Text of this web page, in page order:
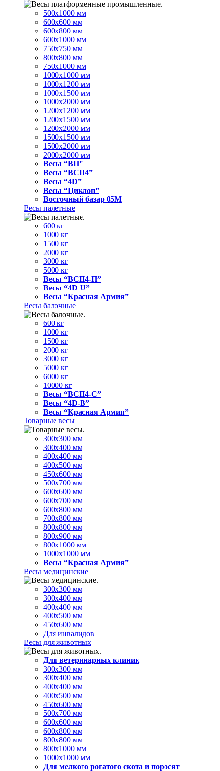
500x1000 мм
600x600 мм
600x800 мм
600x1000 мм
750x750 мм
800x800 мм
750x1000 мм
1000x1000 мм
1000x1200 мм
1000x1500 мм
1000x2000 мм
1200x1200 мм
1200x1500 мм
1200x2000 мм
1500x1500 мм
1500x2000 мм
2000x2000 мм
Весы “ВП”
Весы “ВСП4”
Весы “4D”
Весы “Циклоп”
Восточный базар 05M
Весы палетные
600 кг
1000 кг
1500 кг
2000 кг
3000 кг
5000 кг
Весы “ВСП4-П”
Весы “4D-U”
Весы “Красная Армия”
Весы балочные
600 кг
1000 кг
1500 кг
2000 кг
3000 кг
5000 кг
6000 кг
10000 кг
Весы “ВСП4-С”
Весы “4D-В”
Весы “Красная Армия”
Товарные весы
300х300 мм
300х400 мм
400х400 мм
400х500 мм
450х600 мм
500х700 мм
600х600 мм
600х700 мм
600х800 мм
700х800 мм
800х800 мм
800х900 мм
800х1000 мм
1000х1000 мм
Весы “Красная Армия”
Весы медицинские
300х300 мм
300х400 мм
400х400 мм
400х500 мм
450х600 мм
Для инвалидов
Весы для животных
Для ветеринарных клиник
300х300 мм
300х400 мм
400х400 мм
400х500 мм
450х600 мм
500х700 мм
600х600 мм
600х800 мм
800х800 мм
800х1000 мм
1000х1000 мм
Для мелкого рогатого скота и поросят